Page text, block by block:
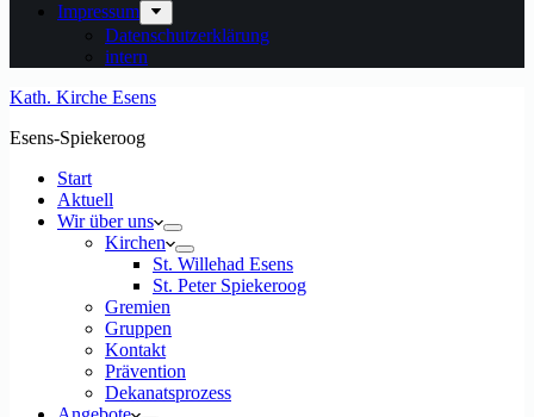
Impressum
Datenschutzerklärung
intern
Kath. Kirche Esens
Esens-Spiekeroog
Start
Aktuell
Wir über uns
Kirchen
St. Willehad Esens
St. Peter Spiekeroog
Gremien
Gruppen
Kontakt
Prävention
Dekanatsprozess